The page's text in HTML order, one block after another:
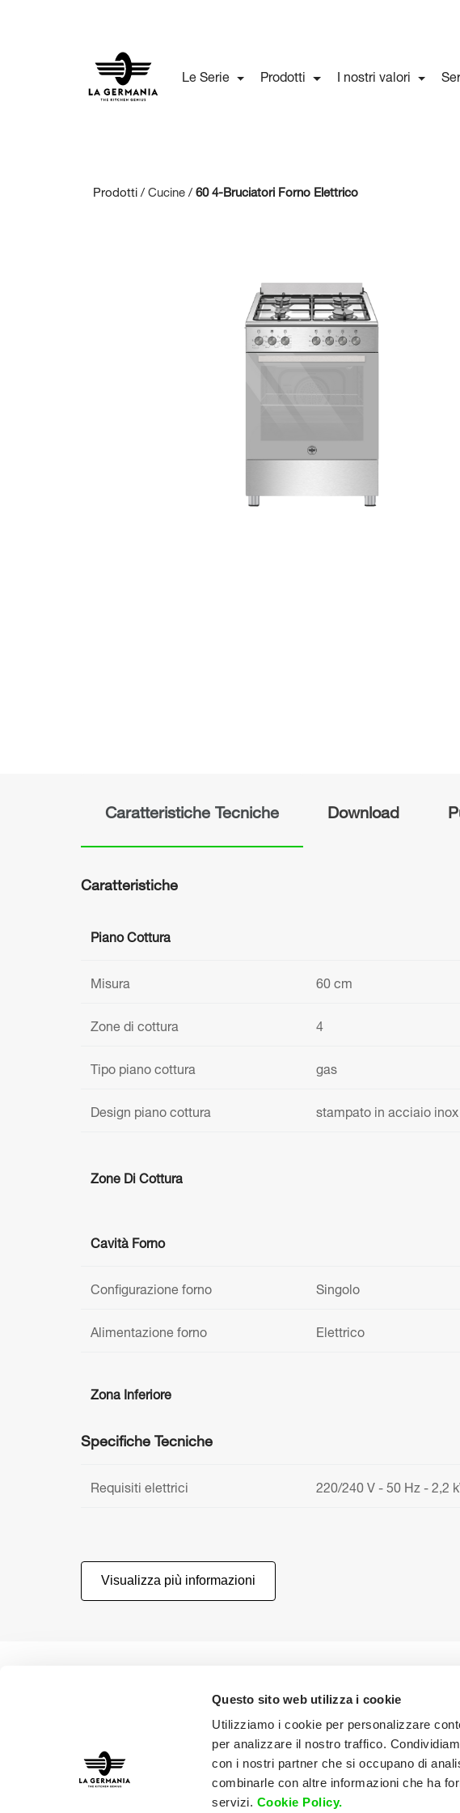
Questo sito web utilizza i cookie
Utilizziamo i cookie per personalizzare
per analizzare il nostro traffico.
con i nostri partner che si occupano di
combinarle con altre informazioni che ha
servizi. Cookie Policy.
Le Serie Prodotti I nostri valori
Prodotti /Cucine/60 4-Bruciatori Forno Elettrico
Caratteristiche Tecniche Download
Caratteristiche
Piano Cottura
Misura
60 cm
Zone di cottura
4
Tipo piano cottura
gas
Design piano cottura
stampato in acciaio inox
Zone Di Cottura
Cavità Forno
Configurazione forno
Singolo
Alimentazione forno
Elettrico
Zona Inferiore
Specifiche Tecniche
Requisiti elettrici 220/240 V - 50 Hz - 2,2
Visualizza più informazioni
Seleziona la tua Area Scarica il catalogo Manuali d’istruzione